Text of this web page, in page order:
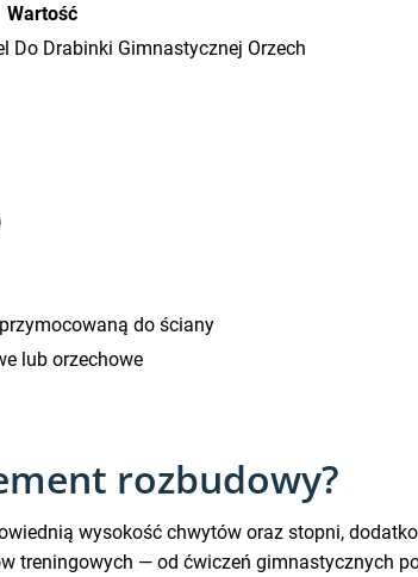
Wartość
Do Drabinki Gimnastycznej Orzech
do ściany
lub orzechowe
rozbudowy?
wysokość chwytów oraz stopni,
treningowych — od ćwiczeń gimnastycznych